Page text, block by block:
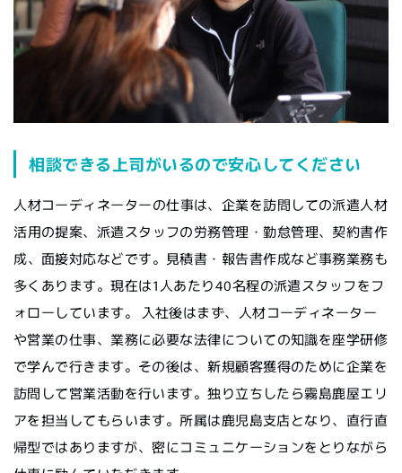
相談できる上司がいるので安心してください
人材コーディネーターの仕事は、企業を訪問しての派遣人材
活用の提案、派遣スタッフの労務管理・勤怠管理、契約書作
成、面接対応などです。見積書・報告書作成など事務業務も
多くあります。現在は1人あたり40名程の派遣スタッフをフ
ォローしています。 入社後はまず、人材コーディネーター
や営業の仕事、業務に必要な法律についての知識を座学研修
で学んで行きます。その後は、新規顧客獲得のために企業を
訪問して営業活動を行います。独り立ちしたら霧島鹿屋エリ
アを担当してもらいます。所属は鹿児島支店となり、直行直
帰型ではありますが、密にコミュニケーションをとりながら